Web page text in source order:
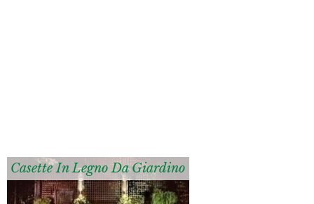
Casette In Legno Da Giardino